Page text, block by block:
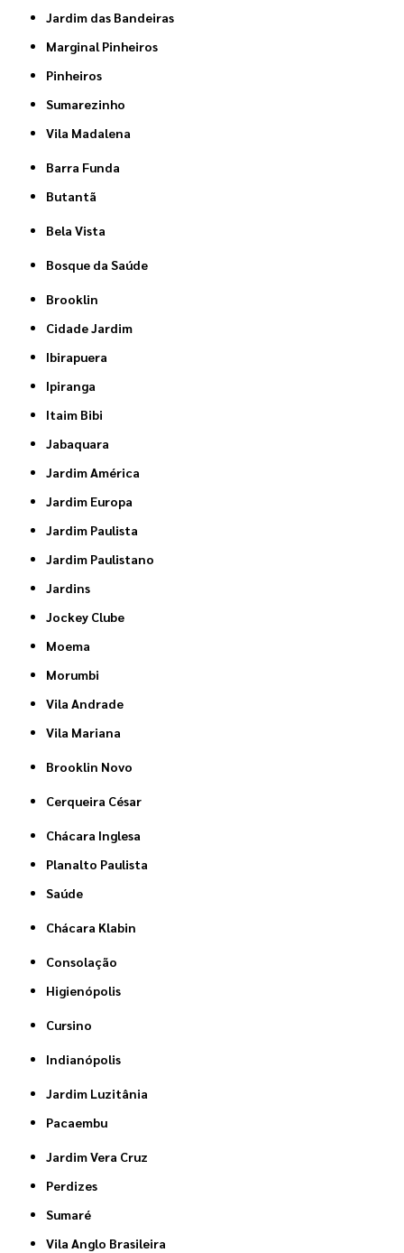
Jardim das Bandeiras
Marginal Pinheiros
Pinheiros
Sumarezinho
Vila Madalena
Barra Funda
Butantã
Bela Vista
Bosque da Saúde
Brooklin
Cidade Jardim
Ibirapuera
Ipiranga
Itaim Bibi
Jabaquara
Jardim América
Jardim Europa
Jardim Paulista
Jardim Paulistano
Jardins
Jockey Clube
Moema
Morumbi
Vila Andrade
Vila Mariana
Brooklin Novo
Cerqueira César
Chácara Inglesa
Planalto Paulista
Saúde
Chácara Klabin
Consolação
Higienópolis
Cursino
Indianópolis
Jardim Luzitânia
Pacaembu
Jardim Vera Cruz
Perdizes
Sumaré
Vila Anglo Brasileira